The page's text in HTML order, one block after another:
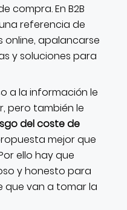
compra. En B2B
referencia de
apalancarse
y soluciones para
a la información le
pero también le
del coste de
mejor que
ello hay que
y honesto para
que van a tomar la